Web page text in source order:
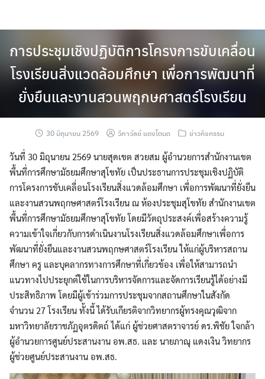
content
การประชุมเชิงปฏิบัติการโครงการขับเคลื่อน
โรงเรียนสิ่งแวดล้อมศึกษา เพื่อการพัฒนาที่
ยั่งยืนและงานสวนพฤกษศาสตร์โรงเรียน
30 มิถุนายน 2569 วิภาวัลย์ แตงโตนด ข่าวกิจกรรม
วันที่ 30 มิถุนายน 2569 นายสุดเขต สวยสม ผู้อำนวยการสำนักงานเขต
พื้นที่การศึกษามัธยมศึกษาสุโขทัย เป็นประธานการประชุมเชิงปฏิบัติ
การโครงการขับเคลื่อนโรงเรียนสิ่งแวดล้อมศึกษา เพื่อการพัฒนาที่ยั่งยืน
และงานสวนพฤกษศาสตร์โรงเรียน ณ ห้องประชุมสุโขทัย สำนักงานเขต
พื้นที่การศึกษามัธยมศึกษาสุโขทัย โดยมีวัตถุประสงค์เพื่อสร้างความรู้
ความเข้าใจเกี่ยวกับการดำเนินงานโรงเรียนสิ่งแวดล้อมศึกษาเพื่อการ
พัฒนาที่ยั่งยืนและงานสวนพฤกษศาสตร์โรงเรียน ให้แก่ผู้บริหารสถาน
ศึกษา ครู และบุคลากรทางการศึกษาที่เกี่ยวข้อง เพื่อให้สามารถนำ
แนวทางไปประยุกต์ใช้ในการบริหารจัดการและจัดการเรียนรู้ได้อย่างมี
ประสิทธิภาพ โดยมีผู้เข้าร่วมการประชุมจากสถานศึกษาในสังกัด
จำนวน 27 โรงเรียน ทั้งนี้ ได้รับเกียรติจากวิทยากรผู้ทรงคุณวุฒิจาก
มหาวิทยาลัยราชภัฏอุตรดิตถ์ ได้แก่ ผู้ช่วยศาสตราจารย์ ดร.พิชัย ใจกล้า
ผู้อำนวยการศูนย์ประสานงาน อพ.สธ. และ นายภาณุ แดงเงิน วิทยากร
ผู้ช่วยศูนย์ประสานงาน อพ.สธ.